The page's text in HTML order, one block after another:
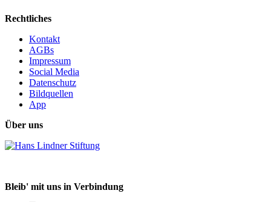
Rechtliches
Kontakt
AGBs
Impressum
Social Media
Datenschutz
Bildquellen
App
Über uns
Bleib' mit uns in Verbindung